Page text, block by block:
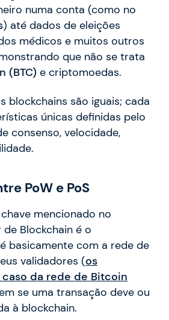
numa conta (como no
) até dados de eleições
médicos e muitos outros
que não se trata
(BTC) e criptomoedas.
blockchains são iguais; cada
únicas definidas pelo
consenso, velocidade,
PoW e PoS
mencionado no
Blockchain é o
basicamente com a rede de
validadores (os
da rede de Bitcoin
se uma transação deve ou
à blockchain.